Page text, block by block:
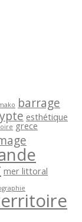
barrage
esthétique
grece
mer littoral